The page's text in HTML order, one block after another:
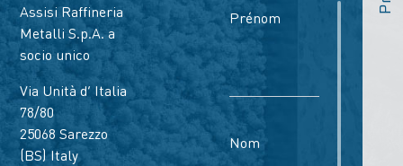
Assisi Raffineria
Metalli S.p.A. a
socio unico
Via Unità d’ Italia
78/80
25068 Sarezzo
(BS) Italy
Prénom
Nom